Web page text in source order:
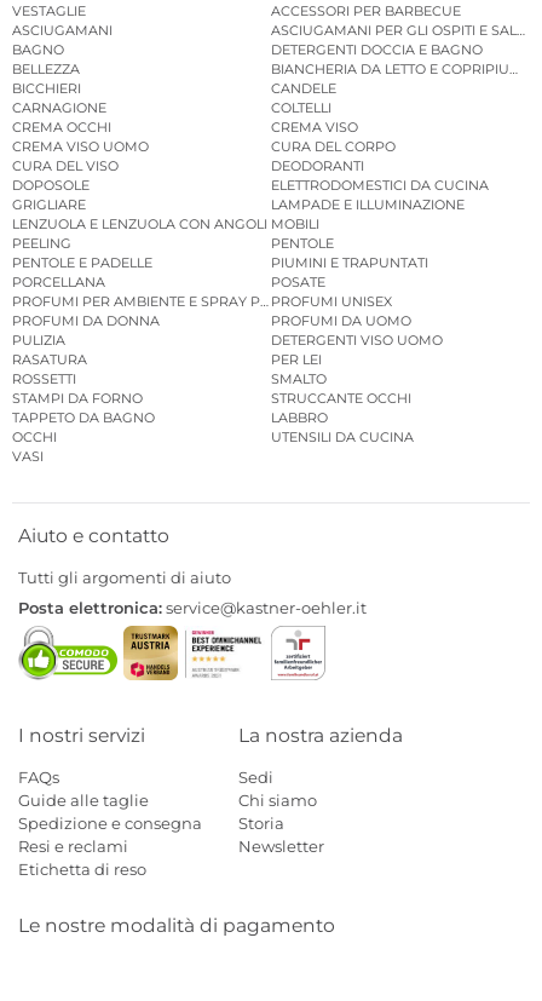
VESTAGLIE
ACCESSORI PER BARBECUE
ASCIUGAMANI
ASCIUGAMANI PER GLI OSPITI E
BAGNO
DETERGENTI DOCCIA E BAGNO
BELLEZZA
BIANCHERIA DA LETTO E COPRIPIUMINI
BICCHIERI
CANDELE
CARNAGIONE
COLTELLI
CREMA OCCHI
CREMA VISO
CREMA VISO UOMO
CURA DEL CORPO
CURA DEL VISO
DEODORANTI
DOPOSOLE
ELETTRODOMESTICI DA CUCINA
GRIGLIARE
LAMPADE E ILLUMINAZIONE
LENZUOLA E LENZUOLA CON ANGOLI MOBILI
PEELING
PENTOLE
PENTOLE E PADELLE
PIUMINI E TRAPUNTATI
PORCELLANA
POSATE
PROFUMI PER AMBIENTE E SPRAY PER AMBIENTE
PROFUMI UNISEX
PROFUMI DA DONNA
PROFUMI DA UOMO
PULIZIA
DETERGENTI VISO UOMO
RASATURA
PER LEI
ROSSETTI
SMALTO
STAMPI DA FORNO
STRUCCANTE OCCHI
TAPPETO DA BAGNO
LABBRO
OCCHI
UTENSILI DA CUCINA
VASI
Aiuto e contatto
Tutti gli argomenti di aiuto
Posta elettronica:service@kastner-oehler.it
I nostri servizi
FAQs
Guide alle taglie
Spedizione e consegna
Resi e reclami
Etichetta di reso
La nostra azienda
Sedi
Chi siamo
Storia
Newsletter
Le nostre modalità di pagamento